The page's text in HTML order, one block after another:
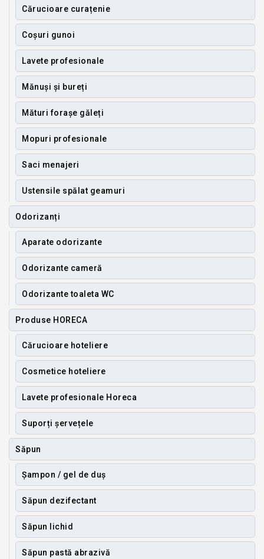
Cărucioare curațenie
Coșuri gunoi
Lavete profesionale
Mănuși și bureți
Mături forașe găleți
Mopuri profesionale
Saci menajeri
Ustensile spălat geamuri
Odorizanți
Aparate odorizante
Odorizante cameră
Odorizante toaleta WC
Produse HORECA
Cărucioare hoteliere
Cosmetice hoteliere
Lavete profesionale Horeca
Suporți șervețele
Săpun
Șampon / gel de duș
Săpun dezifectant
Săpun lichid
Săpun pastă abrazivă